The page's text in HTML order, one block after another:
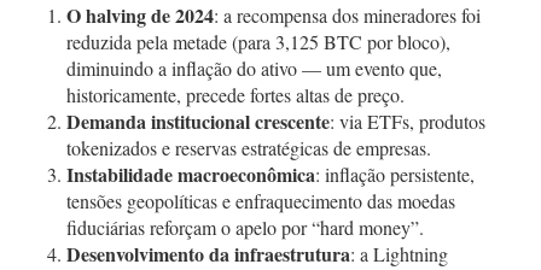
O halving de 2024: a recompensa dos mineradores foi
reduzida pela metade (para 3,125 BTC por bloco),
diminuindo a inflação do ativo — um evento que,
historicamente, precede fortes altas de preço.
Demanda institucional crescente: via ETFs, produtos
tokenizados e reservas estratégicas de empresas.
Instabilidade macroeconômica: inflação persistente,
tensões geopolíticas e enfraquecimento das moedas
fiduciárias reforçam o apelo por “hard money”.
Desenvolvimento da infraestrutura: a Lightning